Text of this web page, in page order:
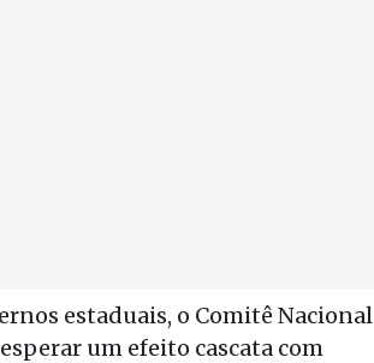
estaduais, o Comitê Nacional
um efeito cascata com